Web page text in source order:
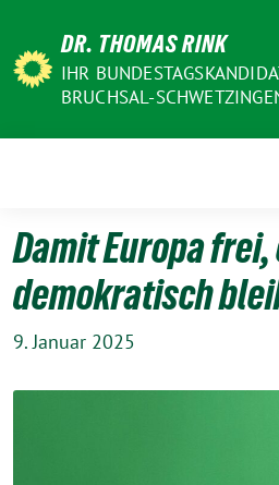
Inhalt
DR. THOMAS RINK
IHR
BRUCHSAL-
Damit Europa
demokratisch
9. Januar 2025